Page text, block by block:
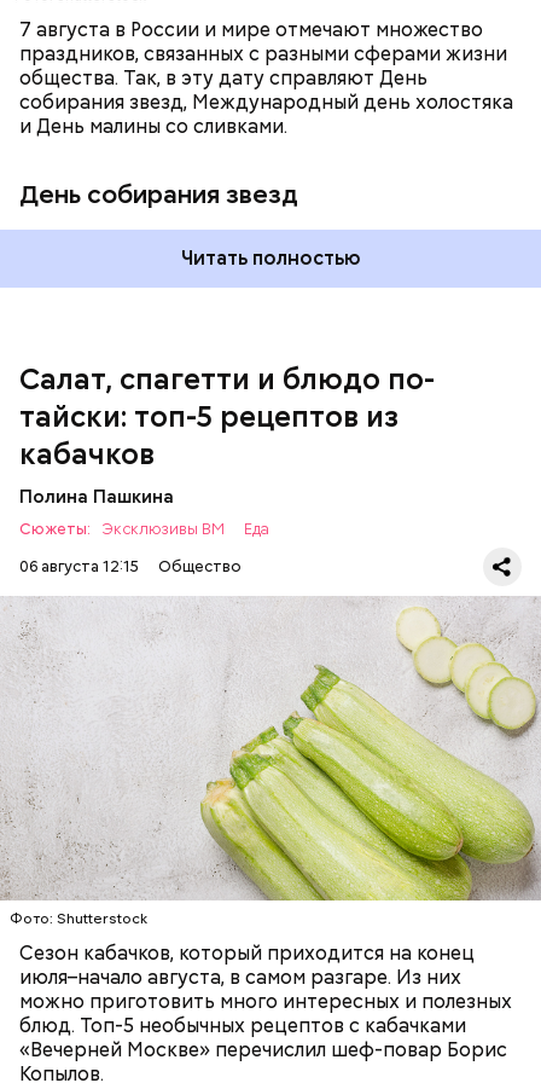
7 августа в России и мире отмечают множество
праздников, связанных с разными сферами жизни
общества. Так, в эту дату справляют День
собирания звезд, Международный день холостяка
и День малины со сливками.
День собирания звезд
Читать полностью
Салат, спагетти и блюдо по-
тайски: топ-5 рецептов из
кабачков
Полина Пашкина
Сюжеты: Эксклюзивы ВМ
Еда
06 августа 12:15
Общество
Фото: Shutterstock
Сезон кабачков, который приходится на конец
июля–начало августа, в самом разгаре. Из них
можно приготовить много интересных и полезных
блюд. Топ-5 необычных рецептов с кабачками
«Вечерней Москве» перечислил шеф-повар Борис
Копылов.
Ингредиенты:
чеснок;
ЕДА ОВОЩИ РЕЦЕПТЫ
Вред дыни
Фото: Shutterstock
Однако диетолог предупредила: не для всех дыня
может быть полезна. В первую очередь ее стоит
есть с осторожностью людям: